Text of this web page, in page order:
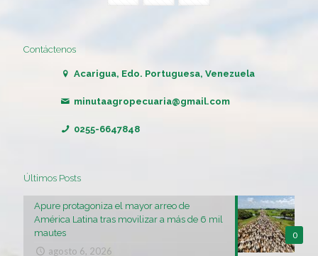
Contáctenos
Acarigua, Edo. Portuguesa, Venezuela
minutaagropecuaria@gmail.com
0255-6647848
Últimos Posts
0
Apure protagoniza el mayor arreo de
América Latina tras movilizar a más de 6 mil
mautes
agosto 6, 2026